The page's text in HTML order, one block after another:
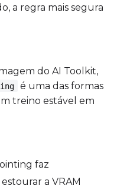
a regra mais segura
do AI Toolkit,
é uma das formas
treino estável em
faz
a VRAM